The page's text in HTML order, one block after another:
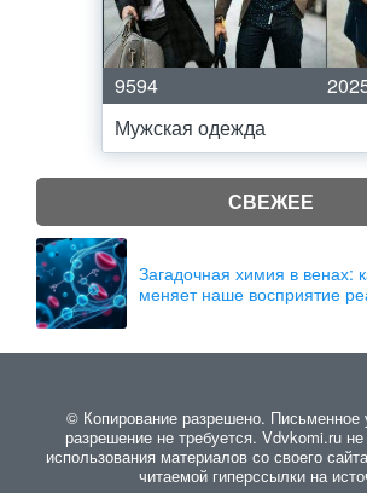
9594
Мужская одежда
СВЕЖЕЕ
Загадочная химия в венах:
меняет наше восприятие
© Копирование разрешено. Письменное
разрешение не требуется. Vdvkomi.ru
использования материалов со своего
читаемой гиперссылки на